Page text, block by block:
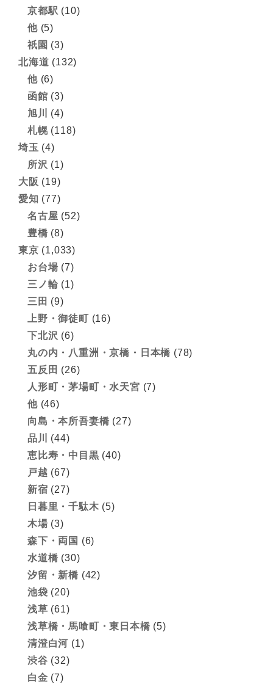
京都駅 (10)
他(5)
祇園 (3)
北海道 (132)
他(6)
函館 (3)
旭川
(4)
札幌(118)
埼玉 (4)
所沢 (1)
大阪 (19)
愛知 (77)
名古屋 (52)
豊橋 (8)
東京 (1,033)
お台場 (7)
三ノ輪 (1)
三田 (9)
上野・御徒町 (16)
下北沢 (6)
丸の内・八重洲・京橋・日本橋 (78)
五反田 (26)
人形町・茅場町・水天宮 (7)
他(46)
向島・本所吾妻橋 (27)
品川
(44)
恵比寿・中目黒 (40)
戸越 (67)
新宿 (27)
日暮里・千駄木 (5)
木場 (3)
森下・両国 (6)
水道橋 (30)
汐留・新橋 (42)
池袋 (20)
浅草 (61)
浅草橋・馬喰町・東日本橋 (5)
清澄白河 (1)
渋谷 (32)
白金 (7)